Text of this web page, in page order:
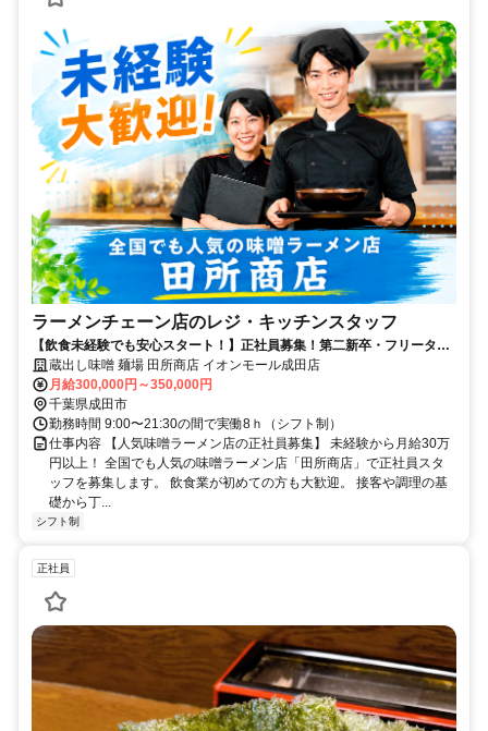
ラーメンチェーン店のレジ・キッチンスタッフ
【飲食未経験でも安心スタート！】正社員募集！第二新卒・フリータ
ー・異業種からの転職も大歓迎！
蔵出し味噌 麺場 田所商店 イオンモール成田店
月給300,000円～350,000円
千葉県成田市
勤務時間 9:00〜21:30の間で実働8ｈ（シフト制）
仕事内容 【人気味噌ラーメン店の正社員募集】 未経験から月給30万
円以上！ 全国でも人気の味噌ラーメン店「田所商店」で正社員スタ
ッフを募集します。 飲食業が初めての方も大歓迎。 接客や調理の基
礎から丁...
シフト制
正社員